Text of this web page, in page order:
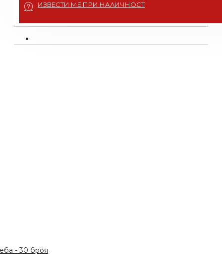
ИЗВЕСТИ МЕ ПРИ НАЛИЧНОСТ
Подсети ме
- 30 броя